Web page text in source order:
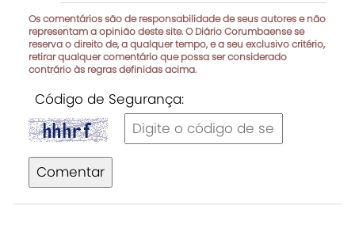
Os comentários são de responsabilidade de seus autores e não
representam a opinião deste site. O Diário Corumbaense se
reserva o direito de, a qualquer tempo, e a seu exclusivo critério,
retirar qualquer comentário que possa ser considerado
contrário às regras definidas acima.
Código de Segurança:
Comentar